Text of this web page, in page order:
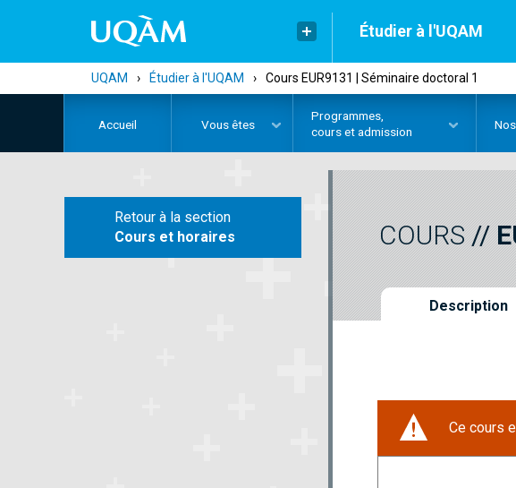
Étudier à l'UQAM
UQAM › Étudier à l'UQAM › Cours EUR9131 | Séminaire doctoral 1
Accueil Vous êtes
Programmes,
cours et admission
Retour à la section
Cours et horaires
COURS //
Description
Ce cours